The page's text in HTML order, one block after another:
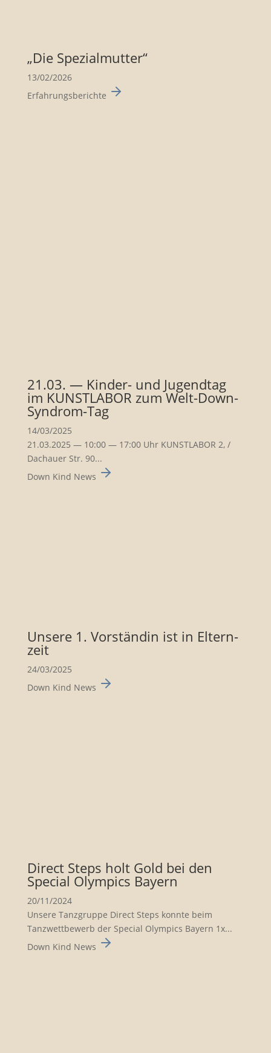
„Die Spezi­al­mutter“
13/02/2026
Erfahrungsberichte
21.03. — Kinder- und Jugendtag
im KUNSTLABOR zum Welt-Down-
Syndrom-Tag
14/03/2025
21.03.2025 — 10:00 — 17:00 Uhr KUNSTLABOR 2, /
Dachauer Str. 90...
Down Kind News
Unsere 1. Vorständin ist in Eltern­
zeit
24/03/2025
Down Kind News
Direct Steps holt Gold bei den
Special Olympics Bayern
20/11/2024
Unsere Tanzgruppe Direct Steps konnte beim
Tanzwett­be­werb der Special Olympics Bayern 1x...
Down Kind News